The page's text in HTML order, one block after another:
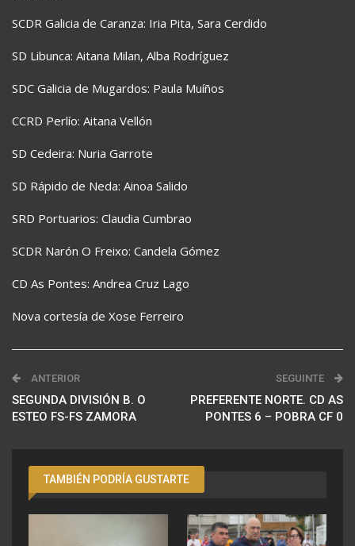
SCDR Galicia de Caranza: Iria Pita, Sara Cerdido
SD Libunca: Aitana Milan, Alba Rodríguez
SDC Galicia de Mugardos: Paula Muíños
CCRD Perlío: Aitana Vellón
SD Cedeira: Nuria Garrote
SD Rápido de Neda: Ainoa Salido
SRD Portuarios: Claudia Cumbrao
SCDR Narón O Freixo: Candela Gómez
CD As Pontes: Andrea Cruz Lago
Nova cortesía de Xose Ferreiro
ANTERIOR
SEGUNDA DIVISIÓN B. O
ESTEO FS-FS ZAMORA
SEGUINTE
PREFERENTE NORTE. CD AS
PONTES 6 – POBRA CF 0
TAMBIÉN PODRÍA GUSTARTE